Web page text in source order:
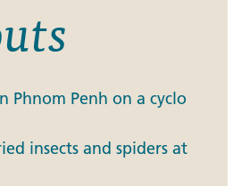
Phnom Penh on a cyclo
insects and spiders at